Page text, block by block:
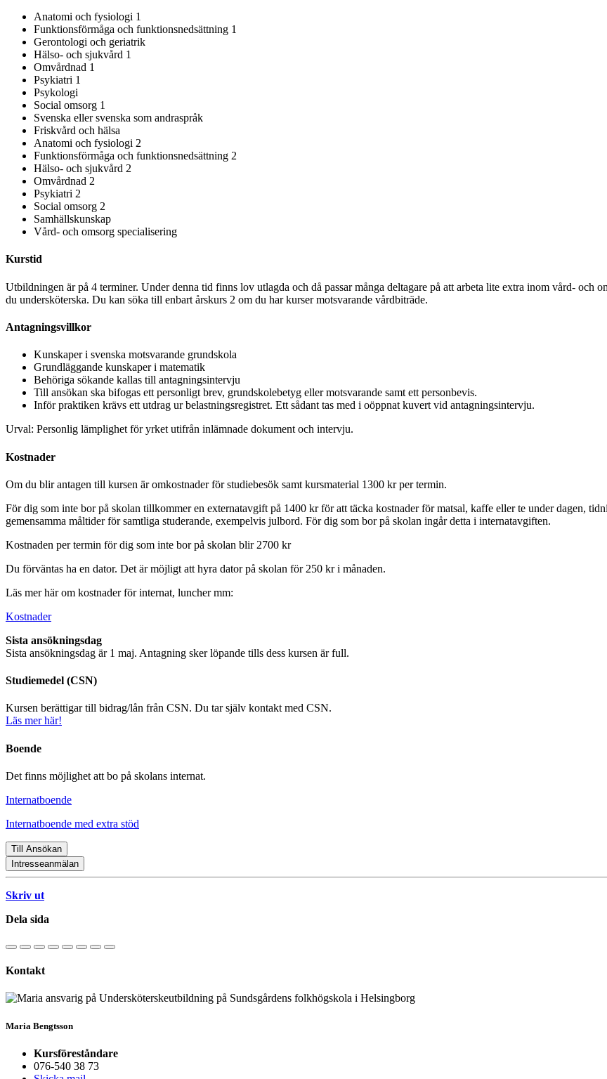
Anatomi och fysiologi 1
Funktionsförmåga och funktionsnedsättning 1
Gerontologi och geriatrik
Hälso- och sjukvård 1
Omvårdnad 1
Psykiatri 1
Psykologi
Social omsorg 1
Svenska eller svenska som andraspråk
Friskvård och hälsa
Anatomi och fysiologi 2
Funktionsförmåga och funktionsnedsättning 2
Hälso- och sjukvård 2
Omvårdnad 2
Psykiatri 2
Social omsorg 2
Samhällskunskap
Vård- och omsorg specialisering
Kurstid
Utbildningen är på 4 terminer. Under denna tid finns lov utlagda och då passar många deltagare på att arbeta lite extra inom vård- och
du undersköterska. Du kan söka till enbart årskurs 2 om du har kurser motsvarande vårdbiträde.
Antagningsvillkor
Kunskaper i svenska motsvarande grundskola
Grundläggande kunskaper i matematik
Behöriga sökande kallas till antagningsintervju
Till ansökan ska bifogas ett personligt brev, grundskolebetyg eller motsvarande samt ett personbevis.
Inför praktiken krävs ett utdrag ur belastningsregistret. Ett sådant tas med i oöppnat kuvert vid antagningsintervju.
Urval: Personlig lämplighet för yrket utifrån inlämnade dokument och intervju.
Kostnader
Om du blir antagen till kursen är omkostnader för studiebesök samt kursmaterial 1300 kr per termin.
För dig som inte bor på skolan tillkommer en externatavgift på 1400 kr för att täcka kostnader för matsal, kaffe eller te under dagen,
gemensamma måltider för samtliga studerande, exempelvis julbord. För dig som bor på skolan ingår detta i internatavgiften.
Kostnaden per termin för dig som inte bor på skolan blir 2700 kr
Du förväntas ha en dator. Det är möjligt att hyra dator på skolan för 250 kr i månaden.
Läs mer här om kostnader för internat, luncher mm:
Kostnader
Sista ansökningsdag
Sista ansökningsdag är 1 maj. Antagning sker löpande tills dess kursen är full.
Studiemedel (CSN)
Kursen berättigar till bidrag/lån från CSN. Du tar själv kontakt med CSN.
Läs mer här!
Boende
Det finns möjlighet att bo på skolans internat.
Internatboende
Internatboende med extra stöd
Till Ansökan
Intresseanmälan
Skriv ut
Dela sida
Kontakt
Maria Bengtsson
Kursföreståndare
076-540 38 73